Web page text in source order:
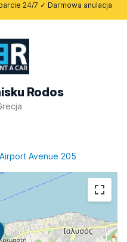
24/7 ✓ Darmowa anulacja
Rodos
Avenue 205